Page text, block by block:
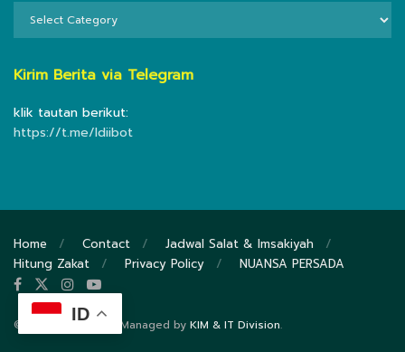
KATEGORI
Kirim Berita via Telegram
klik tautan berikut:
https://t.me/ldiibot
Home Contact
Jadwal Salat & Imsakiyah
Hitung Zakat
Privacy Policy NUANSA PERSADA
© 2020 DPP LDII - Managed by KIM & IT Division.
ID